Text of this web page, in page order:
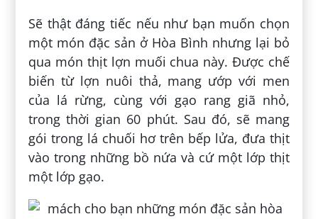
Sẽ thật đáng tiếc nếu như bạn muốn chọn
một món đặc sản ở Hòa Bình nhưng lại bỏ
qua món thịt lợn muối chua này. Được chế
biến từ lợn nuôi thả, mang ướp với men
của lá rừng, cùng với gạo rang giã nhỏ,
trong thời gian 60 phút. Sau đó, sẽ mang
gói trong lá chuối hơ trên bếp lửa, đưa thịt
vào trong những bồ nứa và cứ một lớp thịt
một lớp gạo.